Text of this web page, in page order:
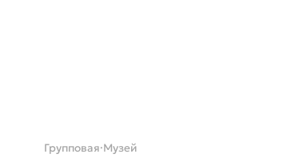
Групповая·Музей